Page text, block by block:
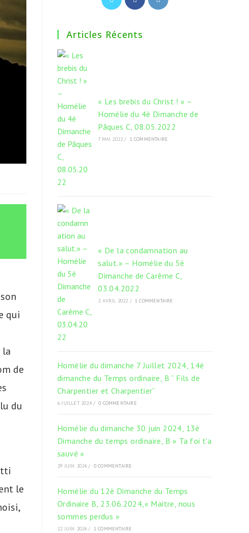
qui
la
de
du
le
dans
nouvel
dans
Articles Récents
« Les brebis du Christ ! » –
Homélie du 4è Dimanche de
Pâques C, 08.05.2022
7 MAI 2022 / 1 COMMENTAIRE
« De la condamnation au
salut.» – Homélie du 5è
Dimanche de Carême C,
03.04.2022
2 AVRIL 2022 / 1 COMMENTAIRE
Homélie du dimanche 7 Juillet 2024, 14è
dimanche du Temps ordinaire, B “ Fils de
Charpentier et Charpentier”
6 JUILLET 2024 / 0 COMMENTAIRE
Homélie du dimanche 30 juin 2024, 13è
Dimanche du temps ordinaire, B » Ta foi t’a
sauvé »
29 JUIN 2024 / 0 COMMENTAIRE
Homélie du 12è Dimanche du Temps
Ordinaire B, 23.06.2024,« Maitre, nous
sommes perdus »
22 JUIN 2024 / 1 COMMENTAIRE